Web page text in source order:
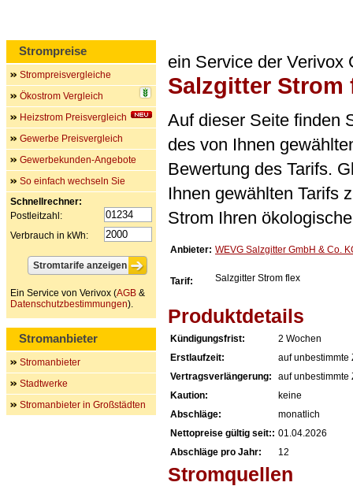
ein Service der Verivox
Salzgitter Strom
Auf dieser Seite finden
des von Ihnen
Bewertung des Tarifs.
Ihnen gewählten Tarifs
Strom Ihren
Anbieter: WEVG Salzgitter GmbH & Co.
Tarif: Salzgitter Strom flex
Produktdetails
Kündigungsfrist:
2 Wochen
Erstlaufzeit:
auf unbestimmte
Vertragsverlängerung:
auf unbestimmte
Kaution:
keine
Abschläge:
monatlich
Nettopreise gültig seit:: 01.04.2026
Abschläge pro Jahr:
12
Stromquellen
Strompreise
Strompreisvergleiche
Ökostrom Vergleich
Heizstrom Preisvergleich
Gewerbe Preisvergleich
Gewerbekunden-Angebote
So einfach wechseln Sie
Schnellrechner:
Postleitzahl:
Verbrauch in kWh:
Ein Service von Verivox (AGB &
Datenschutzbestimmungen).
Stromanbieter
Stromanbieter
Stadtwerke
Stromanbieter in Großstädten